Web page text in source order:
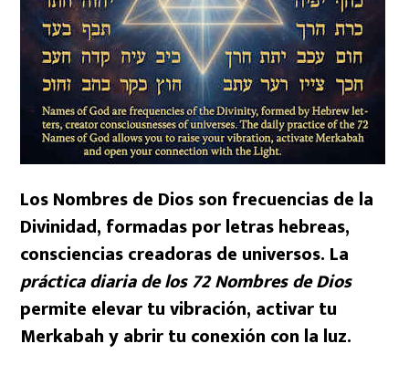
Los Nombres de Dios son frecuencias de la
Divinidad, formadas por letras hebreas,
consciencias creadoras de universos. La
práctica diaria de los 72 Nombres de Dios
permite elevar tu vibración, activar tu
Merkabah y abrir tu conexión con la luz.